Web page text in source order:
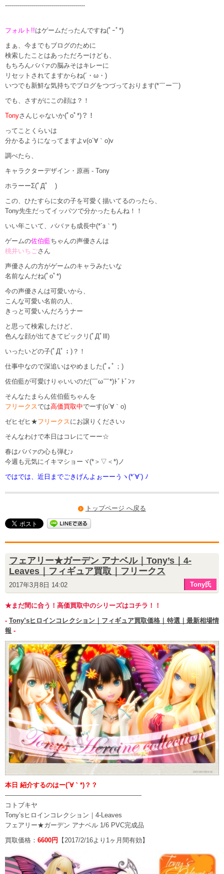
----------------------------------------
フォルト!!はゲームだったんですね(ﾟｰﾟ*)
まぁ、今までもブログのために
検索したことはあっただろーけども、
もちろんババァの脳みそはキレーに
リセットされてますからね(´・ω・)
いつでも新鮮な気持ちでブログをつづっております(*￣ー￣)
でも、さすがにこの顔は？！
Tonyさんじゃないか(ﾟoﾟ*)？！
ってことくらいは
分かるようになってますよv(o´∀｀o)v
調べたら、
キャラクターデザイン・原画 - Tony
ホラーーΣ(ﾟДﾟ )
この、ひたすらに女の子を可愛く描いてるのったら、
Tony先生だってイッパツで分かったもんね！！
いい年こいて、ババァも成長中(*´з｀*)
ゲームの佐伯藍ちゃんの声優さんは
桃井いちごさん
声優さんの方がゲームのキャラみたいな
名前なんだね(ﾟoﾟ*)
今の声優さんは可愛いから、
こんな可愛い名前の人、
きっと可愛いんだろうナー
と思って検索したけど、
色んな顔が出てきてビックリ(ﾟДﾟlll)
いったいどの子(ﾟДﾟ；)？！
仕事中なので深追いはやめました(ﾟ｡ﾟ；)
佐伯藍が可愛けりゃいいのだ(￣ω￣*)ﾄﾞﾄﾞﾝｯ
そんなたまらん佐伯藍ちゃんを
フリークスでは高価買取中でーす(o´∀｀o)
ゼヒゼヒ★フリークス にお譲りください♪
そんなわけで本日はコレにてーー☆
春はババァの心も弾む♪
今週も元気にイキマショーヾ(*＞▽＜*)ノ
ではでは、近日までごきげんよぉーーうヽ(*´∀`) ﾉ
トップページ へ戻る
フェアリー★ガーデン アナベル｜Tony’s｜4-
Leaves｜フィギュア買取｜フリークス
2017年3月8日 14:02 Tony氏
★まだ間に合う！高価買取中のシリーズはコチラ！！
-Tony’sヒロインコレクション｜フィギュア買取価格｜特選｜最新相場情
報 -
本日 紹介するのはー(´∀｀*)？？
—————————————————————
コトブキヤ
Tony’sヒロインコレクション｜4-Leaves
フェアリー★ガーデン アナベル 1/6 PVC完成品
買取価格： 6600円 【2017/2/16より1ヶ月間有効】